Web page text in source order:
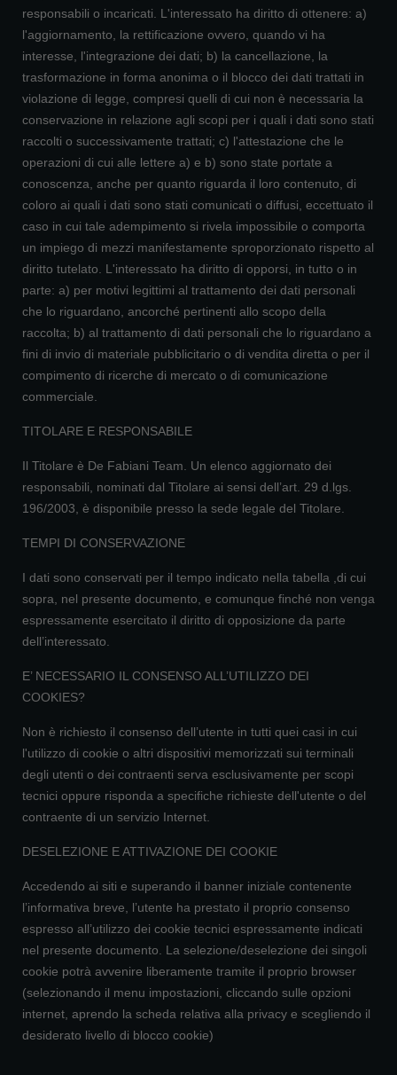
responsabili o incaricati. L'interessato ha diritto di ottenere: a)
l'aggiornamento, la rettificazione ovvero, quando vi ha
interesse, l'integrazione dei dati; b) la cancellazione, la
trasformazione in forma anonima o il blocco dei dati trattati in
violazione di legge, compresi quelli di cui non è necessaria la
conservazione in relazione agli scopi per i quali i dati sono stati
raccolti o successivamente trattati; c) l'attestazione che le
operazioni di cui alle lettere a) e b) sono state portate a
conoscenza, anche per quanto riguarda il loro contenuto, di
coloro ai quali i dati sono stati comunicati o diffusi, eccettuato il
caso in cui tale adempimento si rivela impossibile o comporta
un impiego di mezzi manifestamente sproporzionato rispetto al
diritto tutelato. L'interessato ha diritto di opporsi, in tutto o in
parte: a) per motivi legittimi al trattamento dei dati personali
che lo riguardano, ancorché pertinenti allo scopo della
raccolta; b) al trattamento di dati personali che lo riguardano a
fini di invio di materiale pubblicitario o di vendita diretta o per il
compimento di ricerche di mercato o di comunicazione
commerciale.
TITOLARE E RESPONSABILE
Il Titolare è De Fabiani Team. Un elenco aggiornato dei
responsabili, nominati dal Titolare ai sensi dell’art. 29 d.lgs.
196/2003, è disponibile presso la sede legale del Titolare.
TEMPI DI CONSERVAZIONE
I dati sono conservati per il tempo indicato nella tabella ,di cui
sopra, nel presente documento, e comunque finché non venga
espressamente esercitato il diritto di opposizione da parte
dell’interessato.
E’ NECESSARIO IL CONSENSO ALL’UTILIZZO DEI
COOKIES?
Non è richiesto il consenso dell’utente in tutti quei casi in cui
l'utilizzo di cookie o altri dispositivi memorizzati sui terminali
degli utenti o dei contraenti serva esclusivamente per scopi
tecnici oppure risponda a specifiche richieste dell'utente o del
contraente di un servizio Internet.
DESELEZIONE E ATTIVAZIONE DEI COOKIE
Accedendo ai siti e superando il banner iniziale contenente
l’informativa breve, l’utente ha prestato il proprio consenso
espresso all’utilizzo dei cookie tecnici espressamente indicati
nel presente documento. La selezione/deselezione dei singoli
cookie potrà avvenire liberamente tramite il proprio browser
(selezionando il menu impostazioni, cliccando sulle opzioni
internet, aprendo la scheda relativa alla privacy e scegliendo il
desiderato livello di blocco cookie)